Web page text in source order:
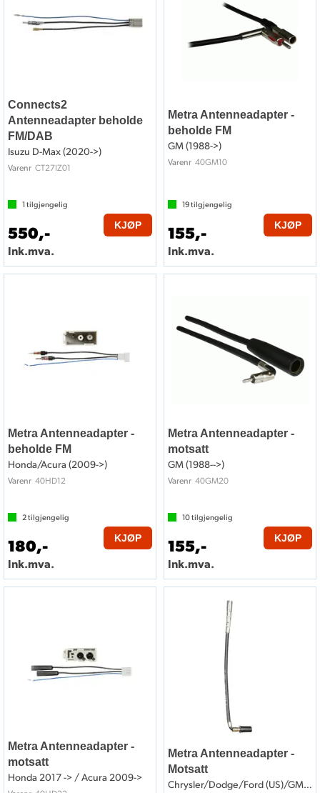
Connects2
Antenneadapter beholde
FM/DAB
Isuzu D-Max (2020->)
Varenr CT27IZ01
1 tilgjengelig
550,-
Ink.mva.
KJØP
Metra Antenneadapter -
beholde FM
GM (1988->)
Varenr 40GM10
19tilgjengelig
155,-
Ink.mva.
KJØP
Metra Antenneadapter -
beholde FM
Honda/Acura (2009->)
Varenr 40HD12
2tilgjengelig
180,-
Ink.mva.
KJØP
Metra Antenneadapter -
motsatt
GM (1988-->)
Varenr 40GM20
10tilgjengelig
155,-
Ink.mva.
KJØP
Metra Antenneadapter -
motsatt
Honda 2017 -> / Acura 2009->
Metra Antenneadapter -
Motsatt
Chrysler/Dodge/Ford (US)/GM/Jeep/Saab